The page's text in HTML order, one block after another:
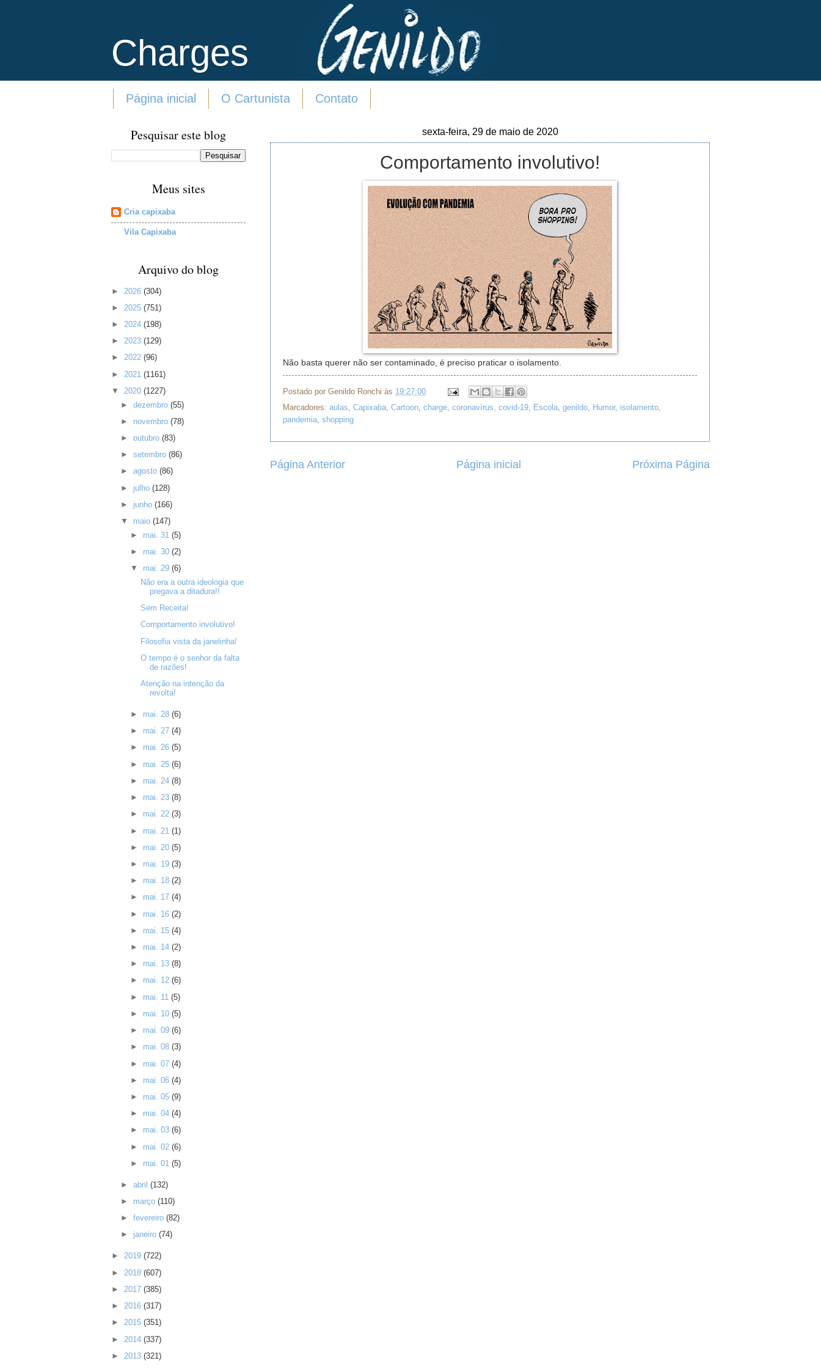
Charges
Página inicial O Cartunista Contato
sexta-feira, 29 de maio de 2020
Comportamento involutivo!
Não basta querer não ser contaminado, é preciso praticar o isolamento.
Postado por Genildo Ronchi às 19:27:00
Marcadores: aulas, Capixaba, Cartoon, charge, coronavírus, covid-19, Escola, genildo, Humor, isolamento,
pandemia, shopping
Página Anterior Próxima Página
Página inicial
Pesquisar este blog
Meus sites
Cria capixaba
Vila Capixaba
Arquivo do blog
► 2026 (304)
► 2025 (751)
► 2024 (198)
► 2023 (129)
► 2022 (96)
► 2021 (1161)
▼ 2020 (1227)
►dezembro(55)
► novembro(78)
►outubro(83)
►setembro(86)
►agosto(86)
► julho(128)
► junho(166)
▼ maio(147)
► mai. 31 (5)
► mai. 30 (2)
▼ mai. 29 (6)
Não era a outra ideologia que
pregava a ditadura!!
Sem Receita!
Comportamento involutivo!
Filosofia vista da janelinha!
O tempo é o senhor da falta
de razões!
Atenção na intenção da
revolta!
► mai. 28 (6)
► mai. 27 (4)
► mai. 26 (5)
► mai. 25 (6)
► mai. 24 (8)
► mai. 23 (8)
► mai. 22 (3)
► mai. 21 (1)
► mai. 20 (5)
► mai. 19 (3)
► mai. 18 (2)
► mai. 17 (4)
► mai. 16 (2)
► mai. 15 (4)
► mai. 14 (2)
► mai. 13 (8)
► mai. 12 (6)
► mai. 11 (5)
► mai. 10 (5)
► mai. 09 (6)
► mai. 08 (3)
► mai. 07 (4)
► mai. 06 (4)
► mai. 05 (9)
► mai. 04 (4)
► mai. 03 (6)
► mai. 02 (6)
► mai. 01 (5)
►abril(132)
► março(110)
►fevereiro(82)
► janeiro(74)
► 2019 (722)
► 2018 (607)
► 2017 (385)
► 2016 (317)
► 2015 (351)
► 2014 (337)
► 2013 (321)